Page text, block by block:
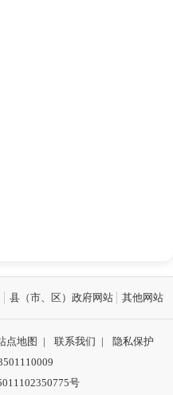
县（市、区）政府网站 其他网站
点地图 | 联系我们 |
隐私保护
号